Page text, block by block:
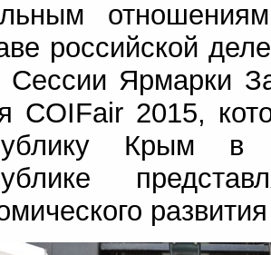
российской
Сессии Ярмарки
COIFair 2015,
Крым в